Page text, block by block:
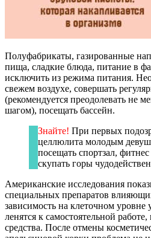
Полуфабрикаты, газированные
пища, сладкие блюда, питание в
исключить из режима питания.
свежем воздухе, совершать
(рекомендуется преодолевать не
шагом), посещать бассейн.
Знайте! При первых
целлюлита молодым
посещать спортзал,
скупать горы
Американские исследования
специальных препаратов
зависимость на клеточном
ленятся к самостоятельной
средства. После отмены